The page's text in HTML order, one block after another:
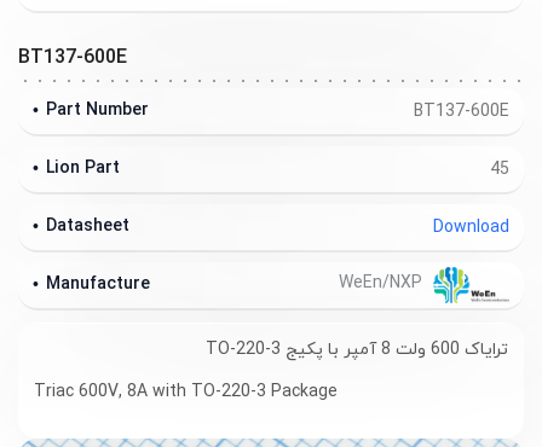
BT137-600E
BT137-600E
Part Number
45
Lion Part
Download
Datasheet
Manufacture
ترایاک 600 ولت 8 آمپر با پکیج TO-220-3
Triac 600V, 8A with TO-220-3 Package